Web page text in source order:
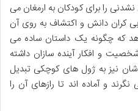
را برای کودکان به ارمغان می
کران دانش و اکتشاف به روی آن
که چگونه یک داستان ساده می
و افکار آینده سازان داشته
نیز به ژول های کوچکی تبدیل
و آماده اند تا رازهای آن را